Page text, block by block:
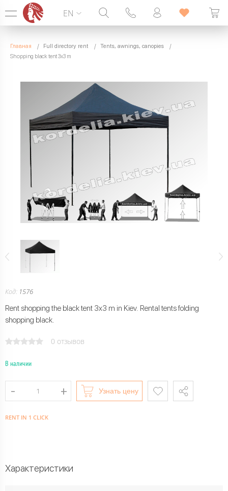
099 338 00 22
SEVEN DAYS A WEEK
EN
Главная Full directory rent
Tents, awnings, canopies
Shopping black tent 3x3 m
Код: 1576
Rent shopping the black tent 3x3 m in Kiev. Rental tents folding
shopping black.
0 отзывов
В наличии
Узнать цену
RENT IN 1 CLICK
Характеристики